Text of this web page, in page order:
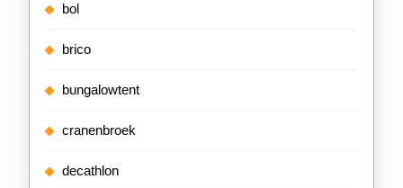
bol
brico
bungalowtent
cranenbroek
decathlon